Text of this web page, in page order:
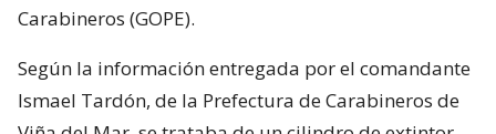
Carabineros (GOPE).
Según la información entregada por el comandante
Ismael Tardón, de la Prefectura de Carabineros de